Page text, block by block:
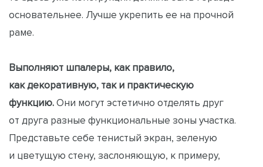
основательнее. Лучше укрепить ее на прочной
раме.
Выполняют шпалеры, как правило,
как декоративную, так и практическую
функцию. Они могут эстетично отделять друг
от друга разные функциональные зоны участка.
Представьте себе тенистый экран, зеленую
и цветущую стену, заслоняющую, к примеру,